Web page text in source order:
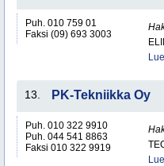
Puh. 010 759 01
Faksi (09) 693 3003
13. PK-Tekniikka Oy
Puh. 010 322 9910
Puh. 044 541 8863
Faksi 010 322 9919